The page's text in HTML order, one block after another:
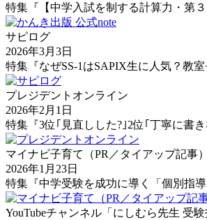
特集『【中学入試を制する計算力・第
サピログ
2026年3月3日
特集『なぜSS-1はSAPIX生に人気？教
プレジデントオンライン
2026年2月1日
特集『3位｢見直しした?｣2位｢丁寧に書
マイナビ子育て（PR／タイアップ記事）
2026年1月23日
特集『中学受験を成功に導く「個別指
YouTubeチャンネル「にしむら先生 受